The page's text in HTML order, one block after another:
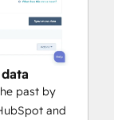
past by
and